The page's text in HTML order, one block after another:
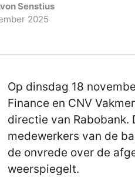
Senstius
2025
Op dinsdag 18
Finance en CNV
directie van Rabobank.
medewerkers van de
de onvrede over de
weerspiegelt.